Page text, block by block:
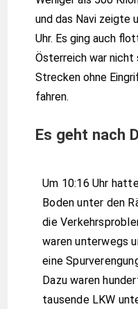
und das Navi zeigte
Uhr. Es ging auch
Österreich war
Strecken ohne
fahren.
Es geht nach
Um 10:16 Uhr
Boden unter den
die
waren unterwegs
eine
Dazu waren
tausende LKW